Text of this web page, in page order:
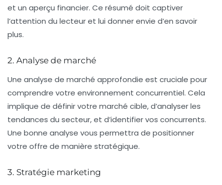
et un aperçu financier. Ce résumé doit captiver
l’attention du lecteur et lui donner envie d’en savoir
plus.
2. Analyse de marché
Une analyse de marché approfondie est cruciale pour
comprendre votre environnement concurrentiel. Cela
implique de définir votre marché cible, d’analyser les
tendances du secteur, et d’identifier vos concurrents.
Une bonne analyse vous permettra de positionner
votre offre de manière stratégique.
3. Stratégie marketing